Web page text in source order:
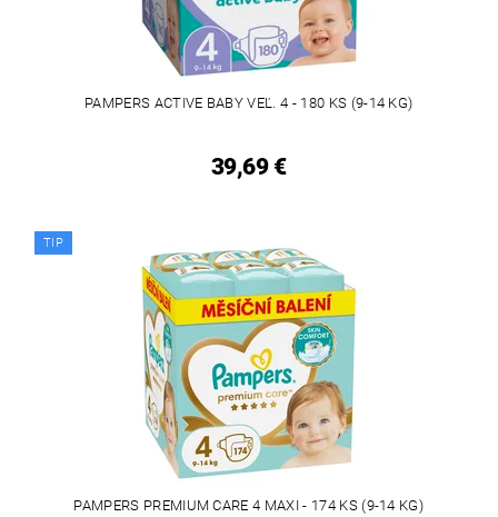
PAMPERS ACTIVE BABY VEĽ. 4 - 180 KS (9-14 KG)
39,69 €
TIP
PAMPERS PREMIUM CARE 4 MAXI - 174 KS (9-14 KG)